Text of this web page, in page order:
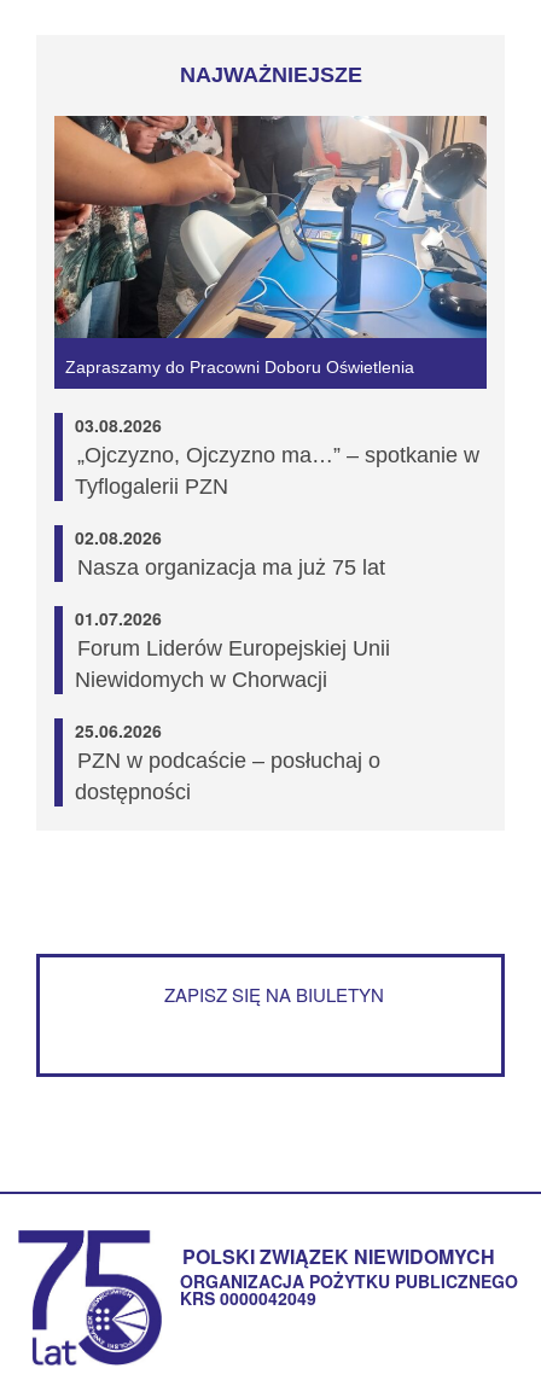
NAJWAŻNIEJSZE
Zapraszamy do Pracowni Doboru Oświetlenia
03.08.2026
„Ojczyzno, Ojczyzno ma…” – spotkanie w
Tyflogalerii PZN
02.08.2026
Nasza organizacja ma już 75 lat
01.07.2026
Forum Liderów Europejskiej Unii
Niewidomych w Chorwacji
25.06.2026
PZN w podcaście – posłuchaj o
dostępności
ZAPISZ SIĘ NA BIULETYN
POLSKI ZWIĄZEK NIEWIDOMYCH
ORGANIZACJA POŻYTKU PUBLICZNEGO
KRS 0000042049